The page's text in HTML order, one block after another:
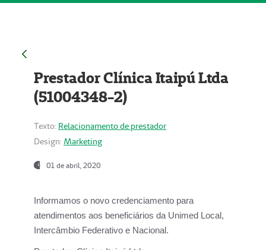
Prestador Clínica Itaipú Ltda
(51004348-2)
Texto: Relacionamento de prestador
Design: Marketing
01 de abril, 2020
Informamos o novo credenciamento para
atendimentos aos beneficiários da Unimed Local,
Intercâmbio Federativo e Nacional.